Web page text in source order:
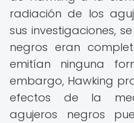
radiación de los
sus investigaciones,
negros eran
emitían ninguna
embargo, Hawking
efectos de la
agujeros negros